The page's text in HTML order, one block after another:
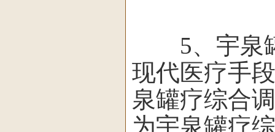
5、宇泉罐
现代医疗手
泉罐疗综合
为宇泉罐疗